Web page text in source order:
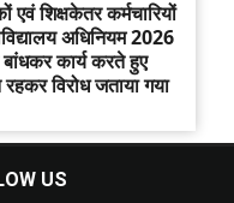
एवं शिक्षकेतर कर्मचारियों
अधिनियम 2026
कार्य करते हुए
विरोध जताया गया
US